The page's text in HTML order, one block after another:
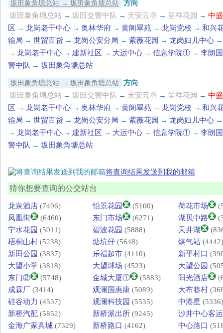
坂田象角塘总站 → 坂田象角塘总站 方向
坂田象角塘总站 → 坂田交警中队 → 天安云谷 → 呈祥花园 → 中
区 → 龙岗老干中心 → 奥林华府 → 黄阁翠苑 → 龙岗党校 → 和兴
输局 → 世贸百货 → 龙岗公安分局 → 紫薇花园 → 龙岗妇儿中心 →
→ 龙岗老干中心 → 建新社区 → 大运中心 → 信息学院① → 李朗
警中队 → 坂田象角塘总站
坂田象角塘总站 → 坂田象角塘总站 方向
坂田象角塘总站 → 坂田交警中队 → 天安云谷 → 呈祥花园 → 中
区 → 龙岗老干中心 → 奥林华府 → 黄阁翠苑 → 龙岗党校 → 和兴
输局 → 世贸百货 → 龙岗公安分局 → 紫薇花园 → 龙岗妇儿中心 →
→ 龙岗老干中心 → 建新社区 → 大运中心 → 信息学院① → 李朗
警中队 → 坂田象角塘总站
将查询结果发送到我的邮箱
猜你想要查询的公交站台
龙泉酒店 (7496) 怡景花园 (5100) 荷花市场
凤凰街
(6460) 东门市场 (6271) 湖贝中路
宁水花园 (5011) 碧波花园 (5888) 天井湖
梧桐山村 (5238) 塘坑仔 (5648) 煤气站 (4442)
新田公园 (3837) 乐福超市 (4110) 新平村口
大望小学 (3818) 大望球场 (4523) 大望公园
东门②
(5748) 金城大厦① (5883) 阳光酒店
成霖厂 (3414) 观澜国惠康 (5089) 大布巷村
硅谷动力 (4537) 观澜科技园 (5535) 中港星 (5336)
新桥汽配 (5852) 新桥派出所 (9245)
沙井中心客
金海广家具城 (7329) 新桥路口 (4162) 中心路口